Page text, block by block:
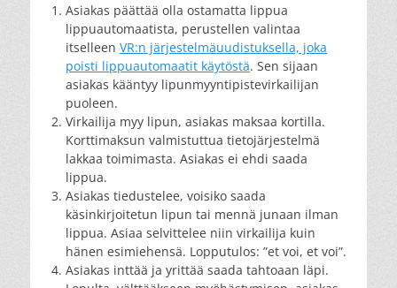
Asiakas päättää olla ostamatta lippua
lippuautomaatista, perustellen valintaa
itselleen VR:n järjestelmäuudistuksella, joka
poisti lippuautomaatit käytöstä. Sen sijaan
asiakas kääntyy lipunmyyntipistevirkailijan
puoleen.
Virkailija myy lipun, asiakas maksaa kortilla.
Korttimaksun valmistuttua tietojärjestelmä
lakkaa toimimasta. Asiakas ei ehdi saada
lippua.
Asiakas tiedustelee, voisiko saada
käsinkirjoitetun lipun tai mennä junaan ilman
lippua. Asiaa selvittelee niin virkailija kuin
hänen esimiehensä. Lopputulos: ”et voi, et voi”.
Asiakas inttää ja yrittää saada tahtoaan läpi.